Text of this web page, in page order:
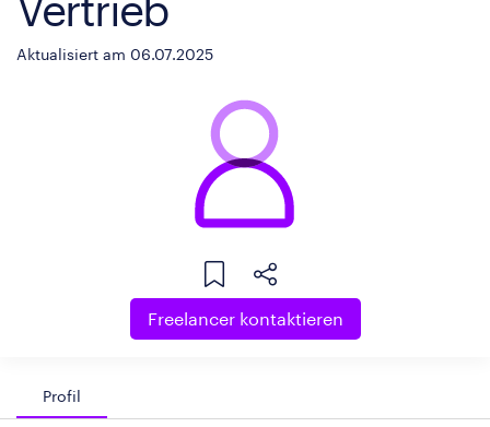
Aktualisiert am 06.07.2025
Freelancer kontaktieren
Profil